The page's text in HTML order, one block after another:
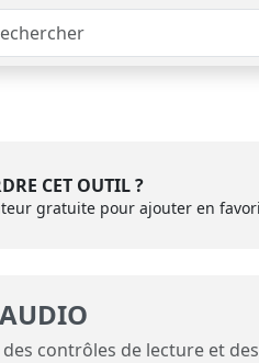
CET OUTIL ?
gratuite pour ajouter en
contrôles de lecture et